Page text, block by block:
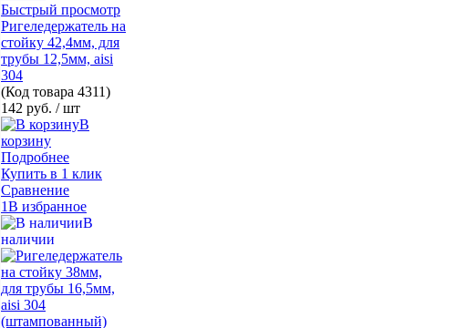
Быстрый просмотр
Ригеледержатель на
стойку 42,4мм, для
трубы 12,5мм, aisi
304
(Код товара 4311)
142 руб. / шт
В
корзину
Подробнее
Купить в 1 клик
Сравнение
1В избранное
В
наличии